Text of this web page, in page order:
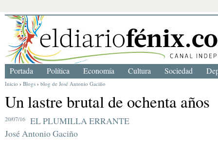
Inicio › Blogs › blog de José Antonio Gaciño
Un lastre brutal de ochenta años
20/07/16
EL PLUMILLA ERRANTE
José Antonio Gaciño
Portada Política Economía Cultura Sociedad